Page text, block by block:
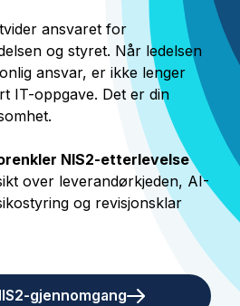
ansvaret for
og styret. Når ledelsen
ansvar, er ikke lenger
IT-oppgave. Det er din
NIS2-etterlevelse
over leverandørkjeden, AI-
og revisjonsklar
gjennomgang